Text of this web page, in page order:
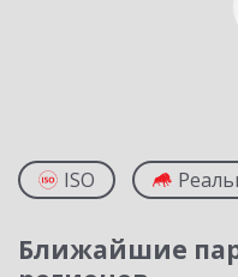
ISO
Ближайшие